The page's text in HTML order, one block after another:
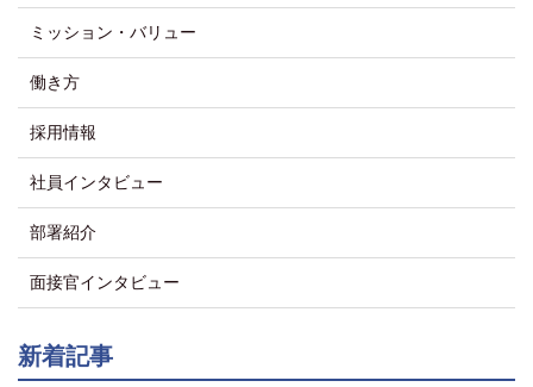
ミッション・バリュー
働き方
採用情報
社員インタビュー
部署紹介
面接官インタビュー
新着記事